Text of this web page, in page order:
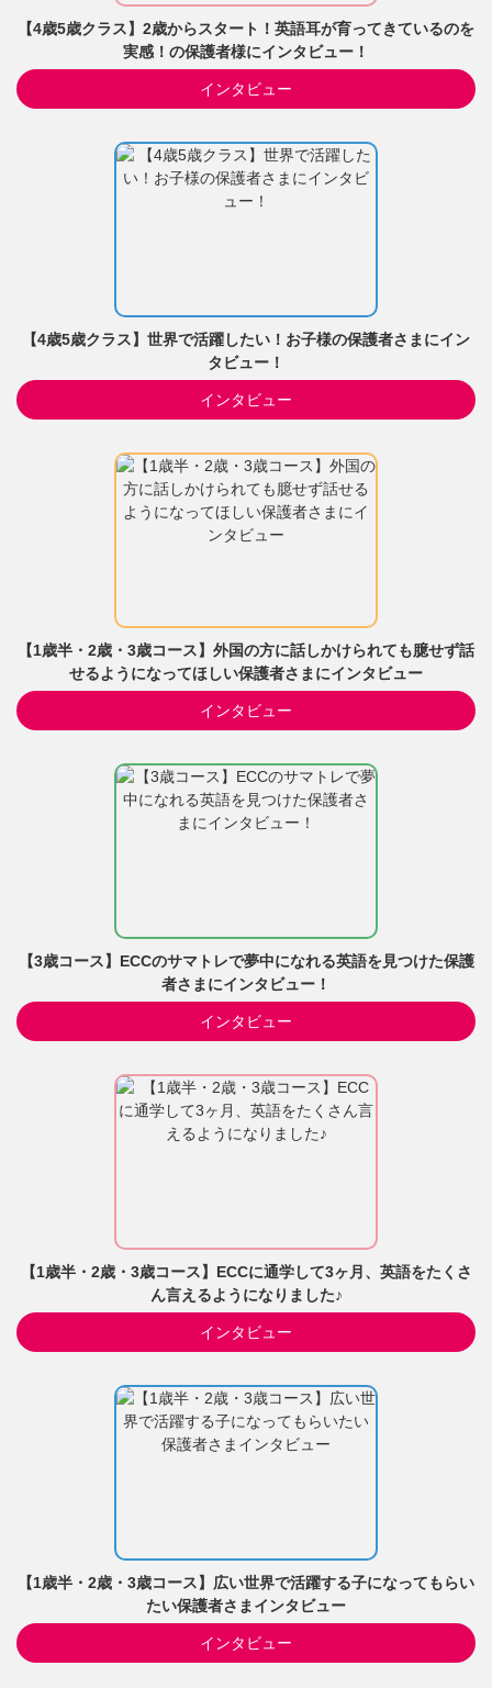
【4歳5歳クラス】2歳からスタート！英語耳が育ってきているのを
実感！の保護者様にインタビュー！
インタビュー
【4歳5歳クラス】世界で活躍したい！お子様の保護者さまにイン
タビュー！
インタビュー
【1歳半・2歳・3歳コース】外国の方に話しかけられても臆せず話
せるようになってほしい保護者さまにインタビュー
インタビュー
【3歳コース】ECCのサマトレで夢中になれる英語を見つけた保護
者さまにインタビュー！
インタビュー
【1歳半・2歳・3歳コース】ECCに通学して3ヶ月、英語をたくさ
ん言えるようになりました♪
インタビュー
【1歳半・2歳・3歳コース】広い世界で活躍する子になってもらい
たい保護者さまインタビュー
インタビュー